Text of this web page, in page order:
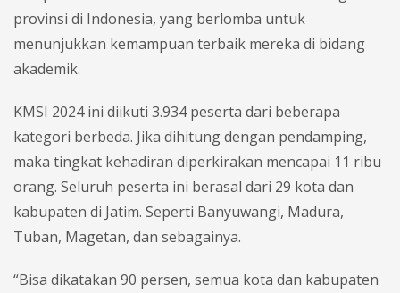
provinsi di Indonesia, yang berlomba untuk
menunjukkan kemampuan terbaik mereka di bidang
akademik.
KMSI 2024 ini diikuti 3.934 peserta dari beberapa
kategori berbeda. Jika dihitung dengan pendamping,
maka tingkat kehadiran diperkirakan mencapai 11 ribu
orang. Seluruh peserta ini berasal dari 29 kota dan
kabupaten di Jatim. Seperti Banyuwangi, Madura,
Tuban, Magetan, dan sebagainya.
“Bisa dikatakan 90 persen, semua kota dan kabupaten